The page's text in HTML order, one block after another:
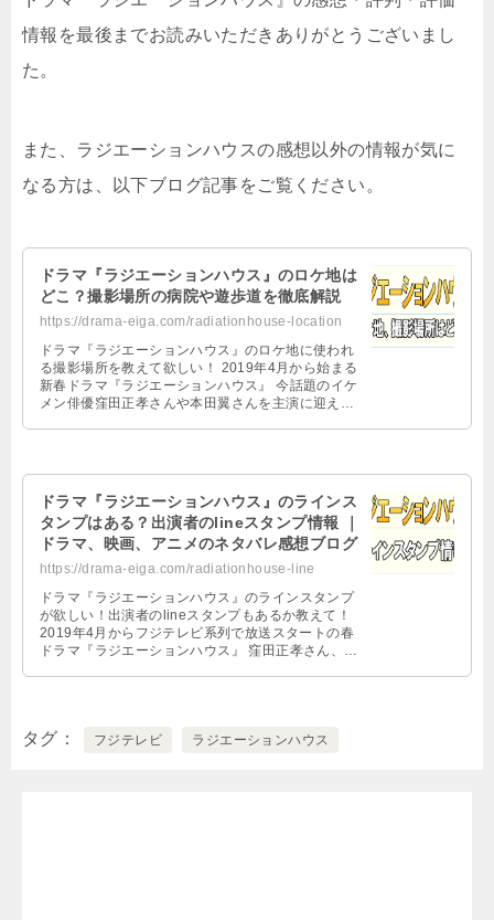
情報を最後までお読みいただきありがとうございまし
た。
また、ラジエーションハウスの感想以外の情報が気に
なる方は、以下ブログ記事をご覧ください。
ドラマ『ラジエーションハウス』のロケ地は
どこ？撮影場所の病院や遊歩道を徹底解説
https://drama-eiga.com/radiationhouse-location
ドラマ『ラジエーションハウス』のロケ地に使われ
る撮影場所を教えて欲しい！ 2019年4月から始まる
新春ドラマ『ラジエーションハウス』 今話題のイケ
メン俳優窪田正孝さんや本田翼さんを主演に迎える
ドラマ『ラジエーションハウス』のラインス
タンプはある？出演者のlineスタンプ情報 ｜
ドラマ、映画、アニメのネタバレ感想ブログ
https://drama-eiga.com/radiationhouse-line
ドラマ『ラジエーションハウス』のラインスタンプ
が欲しい！出演者のlineスタンプもあるか教えて！
2019年4月からフジテレビ系列で放送スタートの春
ドラマ『ラジエーションハウス』 窪田正孝さん、本
タグ フジテレビ ラジエーションハウス